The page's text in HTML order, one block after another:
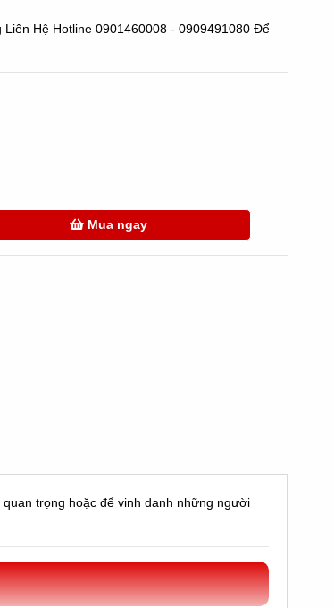
Hệ Hotline 0901460008 - 0909491080 Để
Mua ngay
trọng hoặc để vinh danh những người